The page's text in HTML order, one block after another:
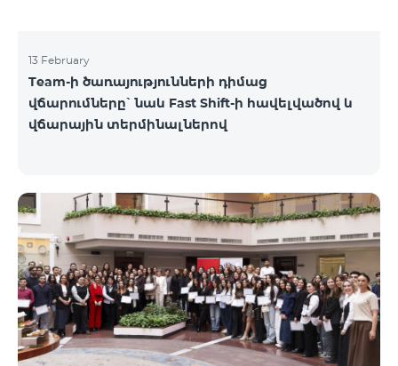
13 February
Team-ի ծառայությունների դիմաց
վճարումները՝ նաև Fast Shift-ի հավելվածով և
վճարային տերմինալներով